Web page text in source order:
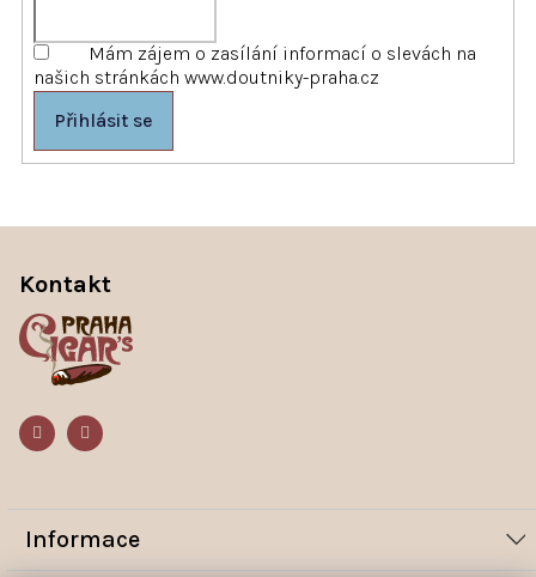
Mám zájem o zasílání informací o slevách na
našich stránkách www.doutniky-praha.cz
Přihlásit se
Informace
Kontakt